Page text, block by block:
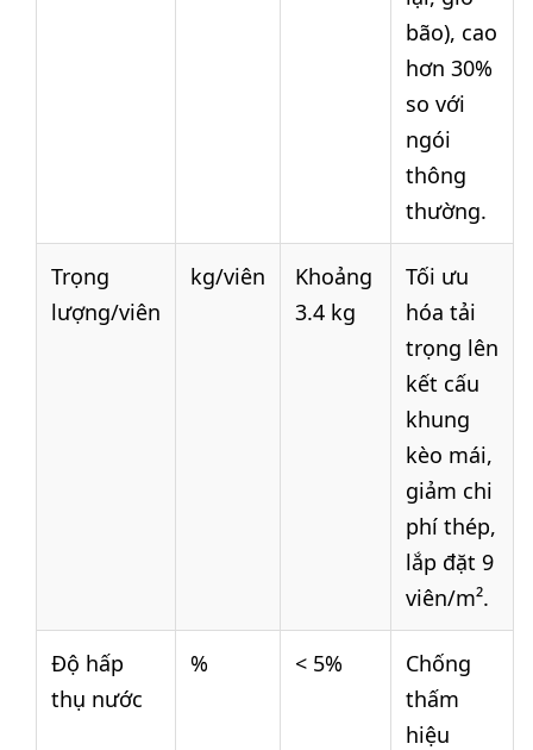
bão), cao
hơn 30%
so với
ngói
thông
thường.
Trọng
lượng/viên
kg/viên
Khoảng
3.4 kg
Tối ưu
hóa tải
trọng lên
kết cấu
khung
kèo mái,
giảm chi
phí thép,
lắp đặt 9
viên/m².
Độ hấp
thụ nước
% < 5%
Chống
thấm
hiệu